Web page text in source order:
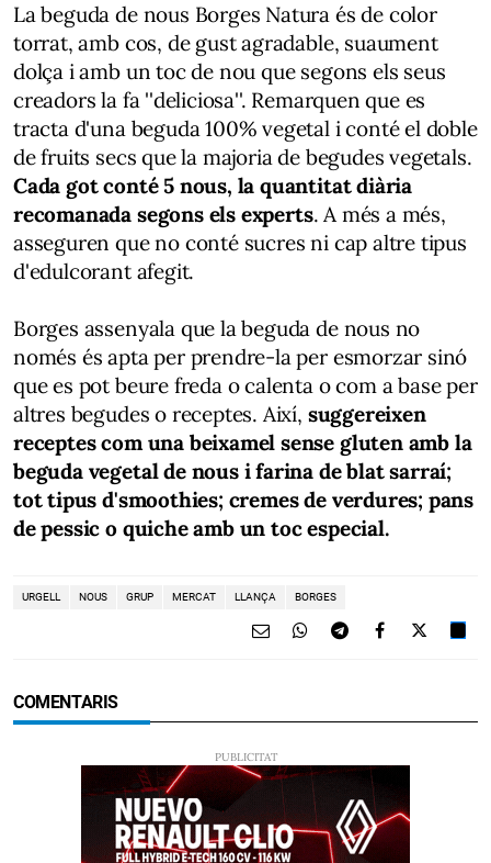
La beguda de nous Borges Natura és de color
torrat, amb cos, de gust agradable, suaument
dolça i amb un toc de nou que segons els seus
creadors la fa ''deliciosa''. Remarquen que es
tracta d'una beguda 100% vegetal i conté el doble
de fruits secs que la majoria de begudes vegetals.
Cada got conté 5 nous, la quantitat diària
recomanada segons els experts. A més a més,
asseguren que no conté sucres ni cap altre tipus
d'edulcorant afegit.
Borges assenyala que la beguda de nous no
només és apta per prendre-la per esmorzar sinó
que es pot beure freda o calenta o com a base per
altres begudes o receptes. Així, suggereixen
receptes com una beixamel sense gluten amb la
beguda vegetal de nous i farina de blat sarraí;
tot tipus d'smoothies; cremes de verdures; pans
de pessic o quiche amb un toc especial.
URGELL NOUS GRUP MERCAT LLANÇA BORGES
COMENTARIS